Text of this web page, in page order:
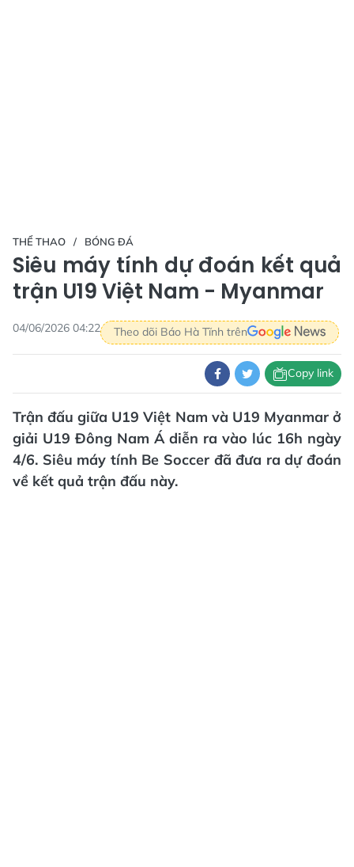
THỂ THAO BÓNG ĐÁ
Siêu máy tính dự đoán kết quả
trận U19 Việt Nam - Myanmar
04/06/2026 04:22 Theo dõi Báo Hà Tĩnh trên
Copy link
Trận đấu giữa U19 Việt Nam và U19 Myanmar ở
giải U19 Đông Nam Á diễn ra vào lúc 16h ngày
4/6. Siêu máy tính Be Soccer đã đưa ra dự đoán
về kết quả trận đấu này.